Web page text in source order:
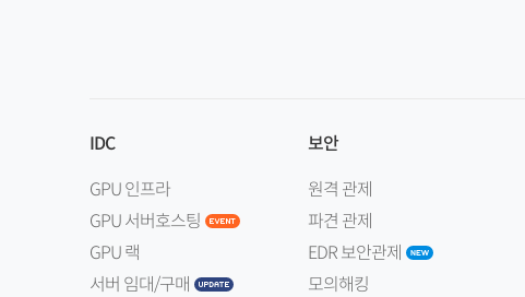
IDC
GPU 인프라
GPU 서버호스팅
GPU 랙
서버 임대/구매
보안
원격 관제
파견 관제
EDR 보안관제
모의해킹